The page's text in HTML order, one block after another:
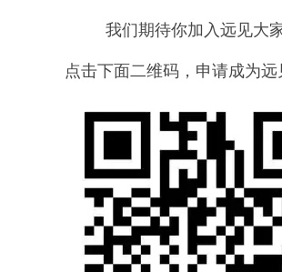
我们期待你加入远见大
点击下面二维码，申请成为